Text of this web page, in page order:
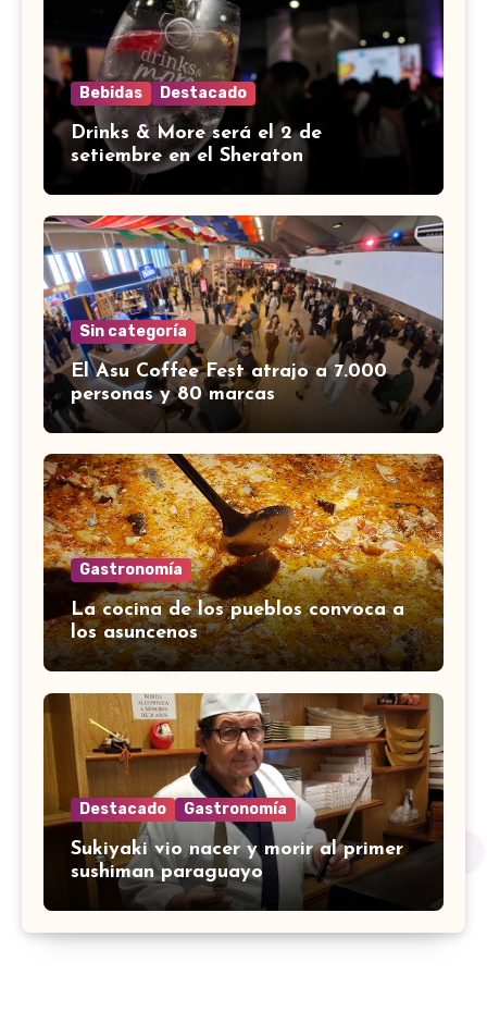
Bebidas Destacado
Drinks & More será el 2 de
setiembre en el Sheraton
Sin categoría
El Asu Coffee Fest atrajo a 7.000
personas y 80 marcas
Gastronomía
La cocina de los pueblos convoca a
los asuncenos
Destacado Gastronomía
Sukiyaki vio nacer y morir al primer
sushiman paraguayo